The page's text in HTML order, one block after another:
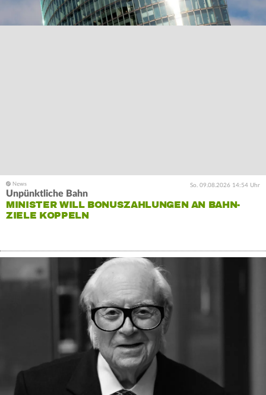
So. 09.08.2026 14:54 Uhr
Unpünktliche Bahn
MINISTER WILL BONUSZAHLUNGEN AN BAHN-
ZIELE KOPPELN